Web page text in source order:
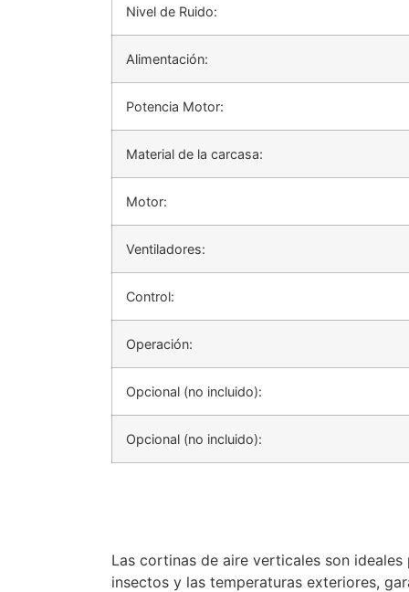
Nivel de Ruido:
Alimentación:
Potencia Motor:
Material de la carcasa:
Motor:
Ventiladores:
Control:
Operación:
Opcional (no incluido):
Opcional (no incluido):
Las cortinas de aire verticales son
insectos y las temperaturas exteriores,